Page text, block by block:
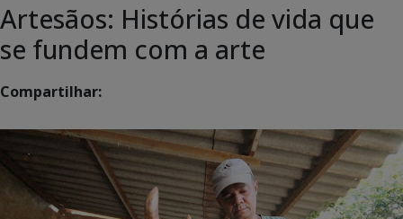
Artesãos: Histórias de vida que
se fundem com a arte
Compartilhar: